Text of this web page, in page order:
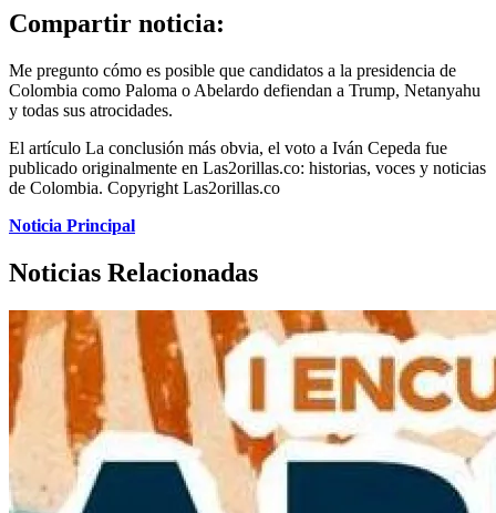
Compartir noticia:
Me pregunto cómo es posible que candidatos a la presidencia de
Colombia como Paloma o Abelardo defiendan a Trump, Netanyahu
y todas sus atrocidades.
El artículo La conclusión más obvia, el voto a Iván Cepeda fue
publicado originalmente en Las2orillas.co: historias, voces y noticias
de Colombia. Copyright Las2orillas.co
Noticia Principal
Noticias Relacionadas